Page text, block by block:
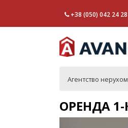
+38 (050) 042 24 28
Агентство
ОРЕНДА